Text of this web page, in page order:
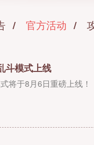
官方活动
斗模式上线
将于8月6日重磅上线！